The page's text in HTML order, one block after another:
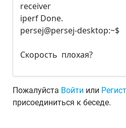
receiver
iperf Done.
persej@persej-desktop:~$
Скорость плохая?
Пожалуйста Войти или
присоединиться к беседе.